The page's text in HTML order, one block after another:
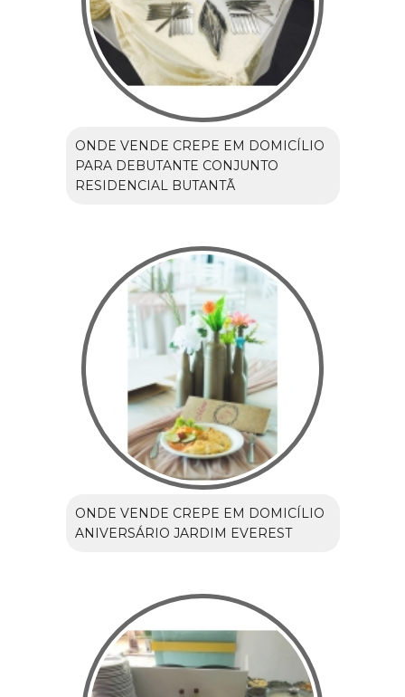
ONDE VENDE CREPE EM DOMICÍLIO
PARA DEBUTANTE CONJUNTO
RESIDENCIAL BUTANTÃ
ONDE VENDE CREPE EM DOMICÍLIO
ANIVERSÁRIO JARDIM EVEREST